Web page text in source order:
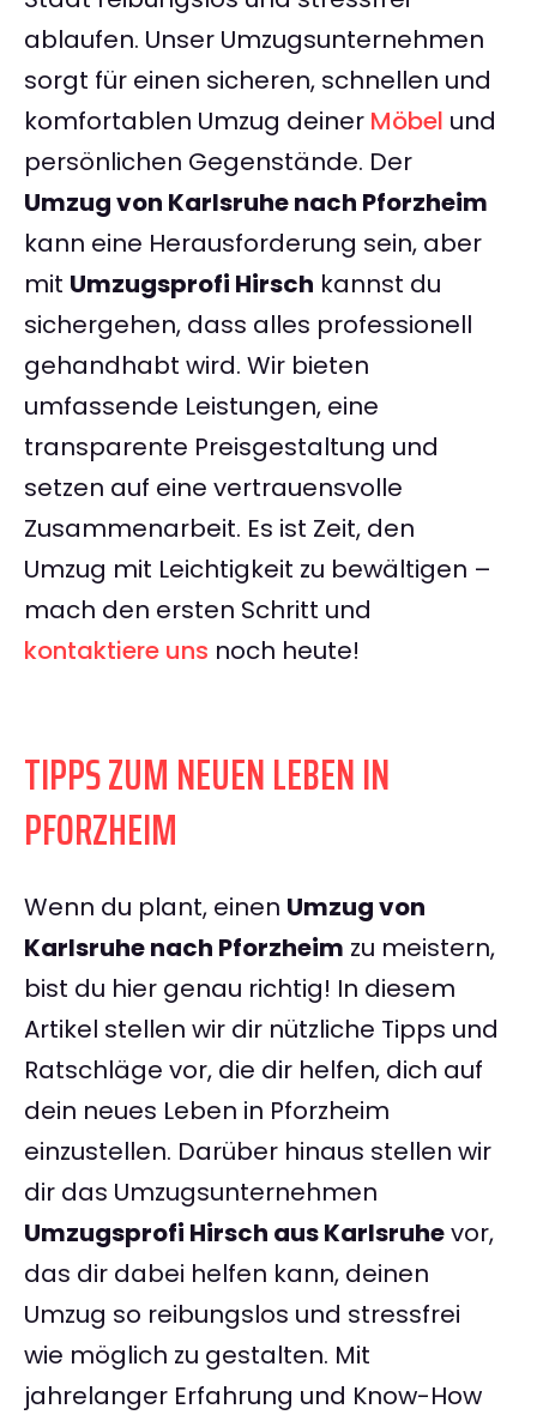
ablaufen. Unser Umzugsunternehmen
sorgt für einen sicheren, schnellen und
komfortablen Umzug deiner Möbel und
persönlichen Gegenstände. Der
Umzug von Karlsruhe nach Pforzheim
kann eine Herausforderung sein, aber
mit Umzugsprofi Hirsch kannst du
sichergehen, dass alles professionell
gehandhabt wird. Wir bieten
umfassende Leistungen, eine
transparente Preisgestaltung und
setzen auf eine vertrauensvolle
Zusammenarbeit. Es ist Zeit, den
Umzug mit Leichtigkeit zu bewältigen –
mach den ersten Schritt und
kontaktiere uns noch heute!
TIPPS ZUM NEUEN LEBEN IN
PFORZHEIM
Wenn du plant, einen Umzug von
Karlsruhe nach Pforzheim zu meistern,
bist du hier genau richtig! In diesem
Artikel stellen wir dir nützliche Tipps und
Ratschläge vor, die dir helfen, dich auf
dein neues Leben in Pforzheim
einzustellen. Darüber hinaus stellen wir
dir das Umzugsunternehmen
Umzugsprofi Hirsch aus Karlsruhevor,
das dir dabei helfen kann, deinen
Umzug so reibungslos und stressfrei
wie möglich zu gestalten. Mit
jahrelanger Erfahrung und Know-How